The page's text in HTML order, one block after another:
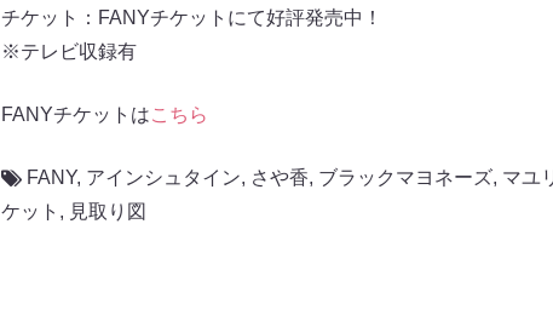
チケット：FANYチケットにて好評発売中！
※テレビ収録有
FANYチケットはこちら
FANY, アインシュタイン, さや香, ブラックマヨネーズ, マユ
ケット , 見取り図